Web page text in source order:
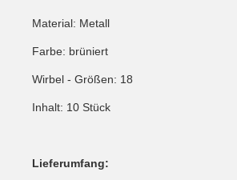
Material: Metall
Farbe: brüniert
Wirbel - Größen: 18
Inhalt: 10 Stück
Lieferumfang: